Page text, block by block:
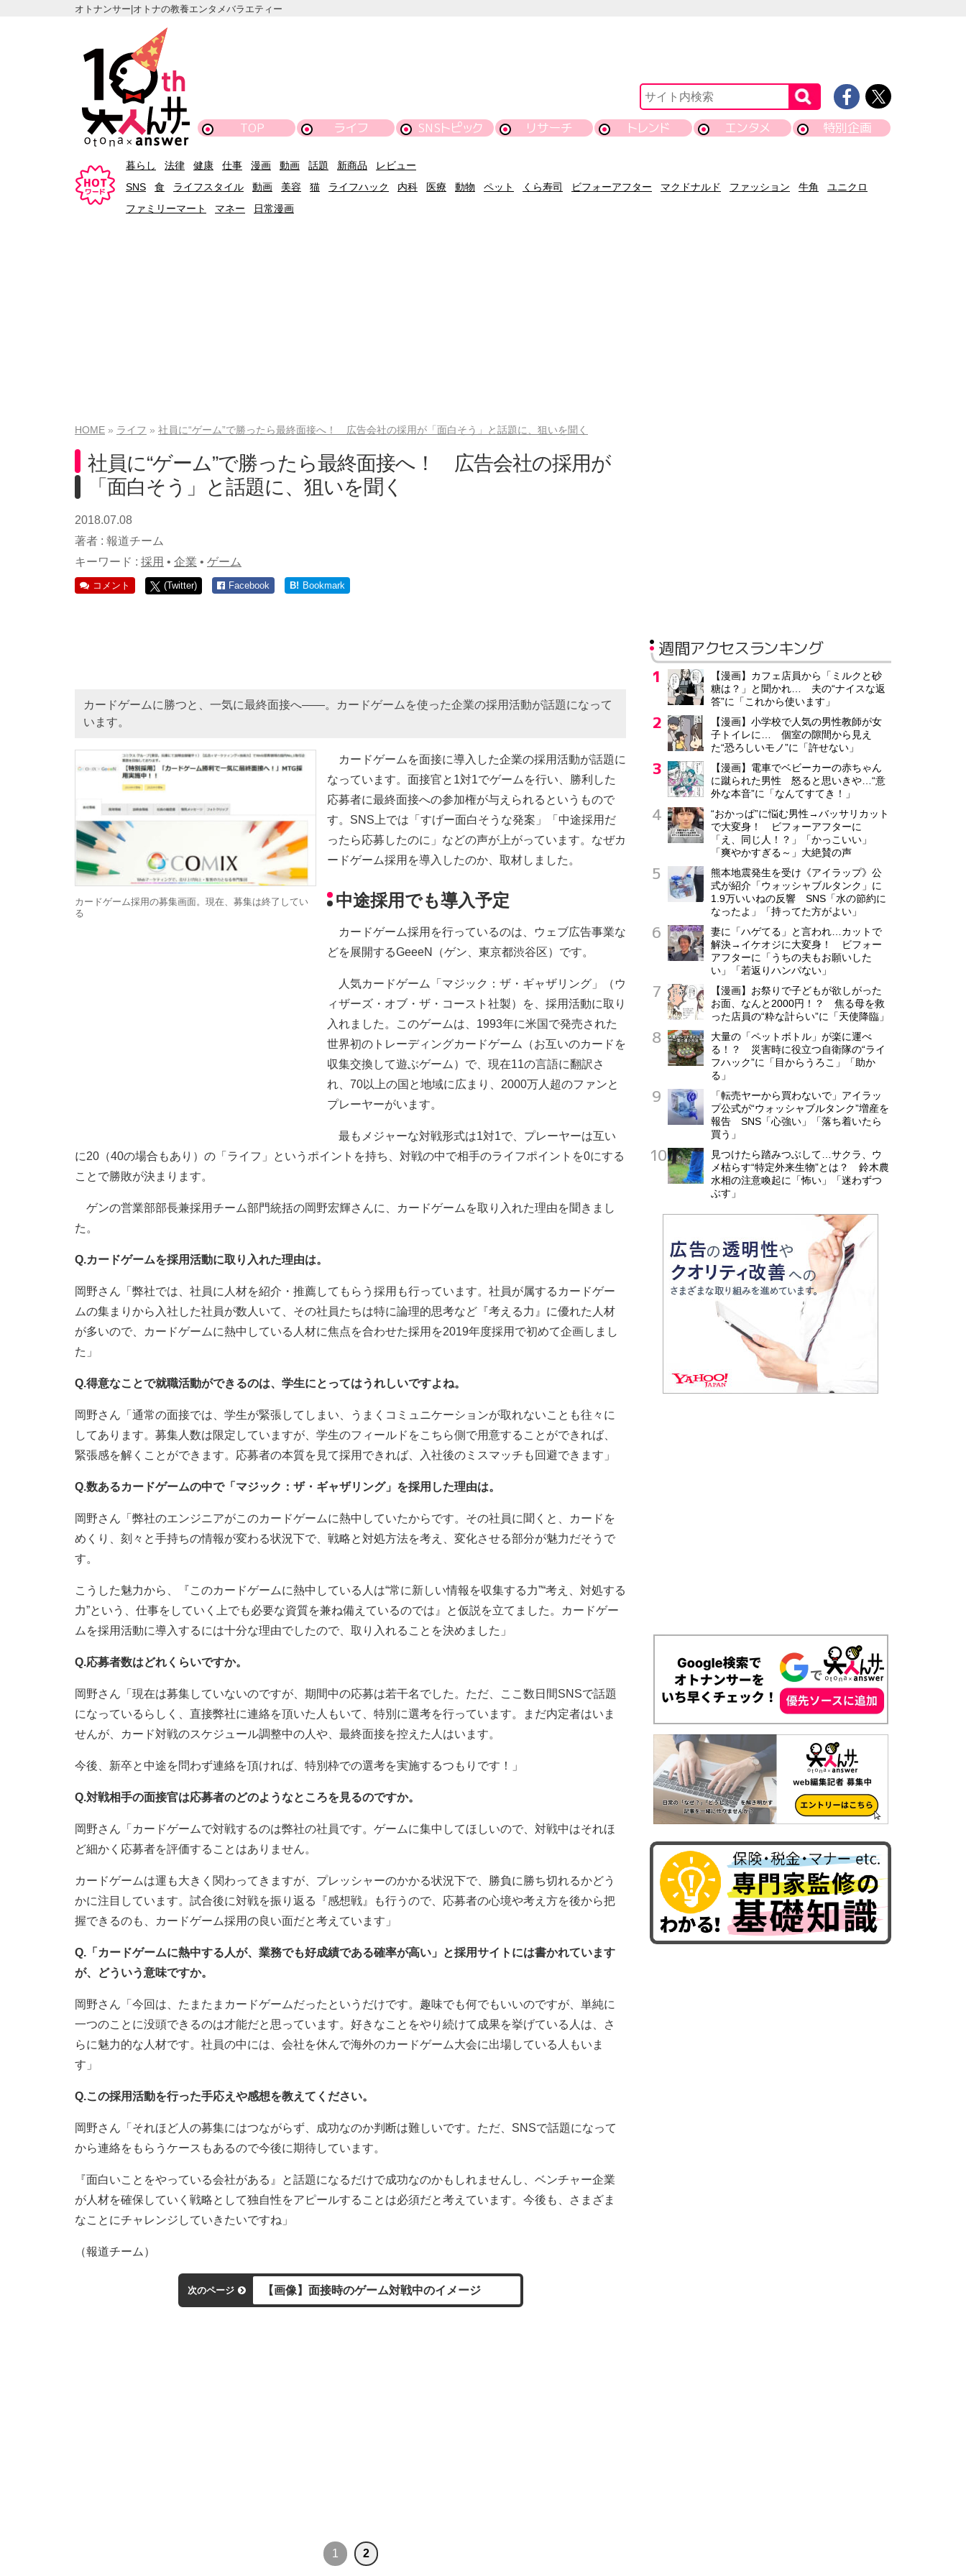
オトナンサー|オトナの教養エンタメバラエティー
TOP ライフ SNSトピック リサーチ トレンド エンタメ 特別企画
暮らし 法律 健康 仕事 漫画 動画 話題 新商品
レビュー
SNS
食 ライフスタイル 動画 美容 猫 ライフハック 内科 医療 動物 ペット くら寿司 ビフォーアフター マクドナルド ファッション 牛角
ユニクロ
ファミリーマート
マネー 日常漫画
HOME ライフ 社員に“ゲーム”で勝ったら最終面接へ！ 広告会社の採用が「面白そう」と話題に、狙いを聞く
社員に“ゲーム”で勝ったら最終面接へ！ 広告会社の採用が
「面白そう」と話題に、狙いを聞く
2018.07.08
著者 : 報道チーム
キーワード : 採用 • 企業 • ゲーム
コメント (Twitter) Facebook B! Bookmark
カードゲームに勝つと、一気に最終面接へ――。カードゲームを使った企業の採用活動が話題になって
います。
カードゲーム採用の募集画面。現在、募集は終了してい
る
カードゲームを面接に導入した企業の採用活動が話題に
なっています。面接官と1対1でゲームを行い、勝利した
応募者に最終面接への参加権が与えられるというもので
す。SNS上では「すげー面白そうな発案」「中途採用だ
ったら応募したのに」などの声が上がっています。なぜカ
ードゲーム採用を導入したのか、取材しました。
中途採用でも導入予定
カードゲーム採用を行っているのは、ウェブ広告事業な
どを展開するGeeeN（ゲン、東京都渋谷区）です。
人気カードゲーム「マジック：ザ・ギャザリング」（ウ
ィザーズ・オブ・ザ・コースト社製）を、採用活動に取り
入れました。このゲームは、1993年に米国で発売された
世界初のトレーディングカードゲーム（お互いのカードを
収集交換して遊ぶゲーム）で、現在11の言語に翻訳さ
れ、70以上の国と地域に広まり、2000万人超のファンと
プレーヤーがいます。
最もメジャーな対戦形式は1対1で、プレーヤーは互い
に20（40の場合もあり）の「ライフ」というポイントを持ち、対戦の中で相手のライフポイントを0にする
ことで勝敗が決まります。
ゲンの営業部部長兼採用チーム部門統括の岡野宏輝さんに、カードゲームを取り入れた理由を聞きまし
た。
Q.カードゲームを採用活動に取り入れた理由は。
岡野さん「弊社では、社員に人材を紹介・推薦してもらう採用も行っています。社員が属するカードゲー
ムの集まりから入社した社員が数人いて、その社員たちは特に論理的思考など『考える力』に優れた人材
が多いので、カードゲームに熱中している人材に焦点を合わせた採用を2019年度採用で初めて企画しまし
た」
Q.得意なことで就職活動ができるのは、学生にとってはうれしいですよね。
岡野さん「通常の面接では、学生が緊張してしまい、うまくコミュニケーションが取れないことも往々に
してあります。募集人数は限定していますが、学生のフィールドをこちら側で用意することができれば、
緊張感を解くことができます。応募者の本質を見て採用できれば、入社後のミスマッチも回避できます」
Q.数あるカードゲームの中で「マジック：ザ・ギャザリング」を採用した理由は。
岡野さん「弊社のエンジニアがこのカードゲームに熱中していたからです。その社員に聞くと、カードを
めくり、刻々と手持ちの情報が変わる状況下で、戦略と対処方法を考え、変化させる部分が魅力だそうで
す。
こうした魅力から、『このカードゲームに熱中している人は“常に新しい情報を収集する力”“考え、対処する
力”という、仕事をしていく上でも必要な資質を兼ね備えているのでは』と仮説を立てました。カードゲー
ムを採用活動に導入するには十分な理由でしたので、取り入れることを決めました」
Q.応募者数はどれくらいですか。
岡野さん「現在は募集していないのですが、期間中の応募は若干名でした。ただ、ここ数日間SNSで話題
になっているらしく、直接弊社に連絡を頂いた人もいて、特別に選考を行っています。まだ内定者はいま
せんが、カード対戦のスケジュール調整中の人や、最終面接を控えた人はいます。
今後、新卒と中途を問わず連絡を頂ければ、特別枠での選考を実施するつもりです！」
Q.対戦相手の面接官は応募者のどのようなところを見るのですか。
岡野さん「カードゲームで対戦するのは弊社の社員です。ゲームに集中してほしいので、対戦中はそれほ
ど細かく応募者を評価することはありません。
カードゲームは運も大きく関わってきますが、プレッシャーのかかる状況下で、勝負に勝ち切れるかどう
かに注目しています。試合後に対戦を振り返る『感想戦』も行うので、応募者の心境や考え方を後から把
握できるのも、カードゲーム採用の良い面だと考えています」
Q.「カードゲームに熱中する人が、業務でも好成績である確率が高い」と採用サイトには書かれています
が、どういう意味ですか。
岡野さん「今回は、たまたまカードゲームだったというだけです。趣味でも何でもいいのですが、単純に
一つのことに没頭できるのは才能だと思っています。好きなことをやり続けて成果を挙げている人は、さ
らに魅力的な人材です。社員の中には、会社を休んで海外のカードゲーム大会に出場している人もいま
す」
Q.この採用活動を行った手応えや感想を教えてください。
岡野さん「それほど人の募集にはつながらず、成功なのか判断は難しいです。ただ、SNSで話題になって
から連絡をもらうケースもあるので今後に期待しています。
『面白いことをやっている会社がある』と話題になるだけで成功なのかもしれませんし、ベンチャー企業
が人材を確保していく戦略として独自性をアピールすることは必須だと考えています。今後も、さまざま
なことにチャレンジしていきたいですね」
（報道チーム）
次のページ 【画像】面接時のゲーム対戦中のイメージ
1 2
週間アクセスランキング
【漫画】カフェ店員から「ミルクと砂
糖は？」と聞かれ… 夫の“ナイスな返
答”に「これから使います」
【漫画】小学校で人気の男性教師が女
子トイレに… 個室の隙間から見え
た“恐ろしいモノ”に「許せない」
【漫画】電車でベビーカーの赤ちゃん
に蹴られた男性 怒ると思いきや…“意
外な本音”に「なんてすてき！」
“おかっぱ”に悩む男性→バッサリカット
で大変身！ ビフォーアフターに
「え、同じ人！？」「かっこいい」
「爽やかすぎる～」大絶賛の声
熊本地震発生を受け《アイラップ》公
式が紹介「ウォッシャブルタンク」に
1.9万いいねの反響 SNS「水の節約に
なったよ」「持ってた方がよい」
妻に「ハゲてる」と言われ…カットで
解決→イケオジに大変身！ ビフォー
アフターに「うちの夫もお願いした
い」「若返りハンパない」
【漫画】お祭りで子どもが欲しがった
お面、なんと2000円！？ 焦る母を救
った店員の“粋な計らい”に「天使降臨」
大量の「ペットボトル」が楽に運べ
る！？ 災害時に役立つ自衛隊の“ライ
フハック”に「目からうろこ」「助か
る」
「転売ヤーから買わないで」アイラッ
プ公式が“ウォッシャブルタンク”増産を
報告 SNS「心強い」「落ち着いたら
買う」
見つけたら踏みつぶして…サクラ、ウ
メ枯らす“特定外来生物”とは？ 鈴木農
水相の注意喚起に「怖い」「迷わずつ
ぶす」